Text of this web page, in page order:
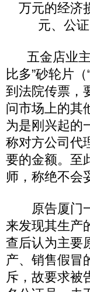
万元的经济
元、公
五金店业主
比多”砂轮片
到法院传票，
问市场上的其
为是刚兴起的
称对方公司代
要的金额。至
师，称绝不会
原告厦门一
来发现其生产
查后认为主要
产、销售假冒
斥，故要求被